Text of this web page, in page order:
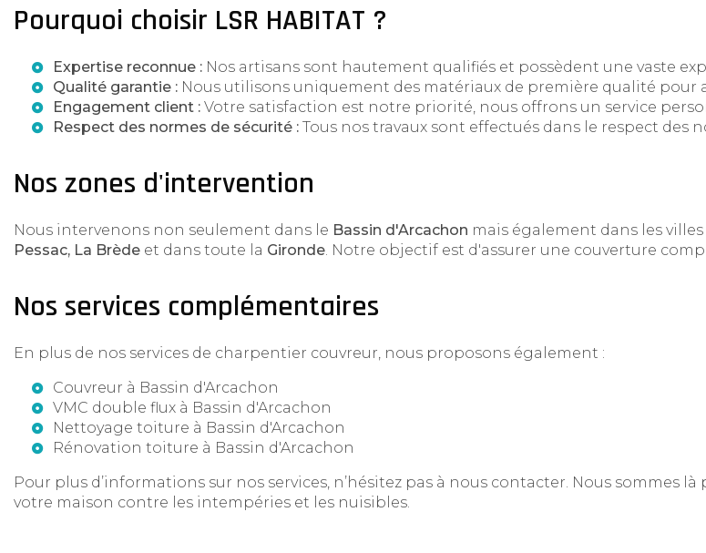
Pourquoi choisir LSR HABITAT ?
Expertise reconnue : Nos artisans sont hautement qualifiés et possèdent une vaste
Qualité garantie : Nous utilisons uniquement des matériaux de première qualité pour
Engagement client : Votre satisfaction est notre priorité, nous offrons un service
Respect des normes de sécurité : Tous nos travaux sont effectués dans le respect des
Nos zones d'intervention
Nous intervenons non seulement dans le Bassin d'Arcachon mais également dans les
Pessac, La Brède et dans toute la Gironde . Notre objectif est d'assurer une couverture
Nos services complémentaires
En plus de nos services de charpentier couvreur, nous proposons également :
Couvreur à Bassin d'Arcachon
VMC double flux à Bassin d'Arcachon
Nettoyage toiture à Bassin d'Arcachon
Rénovation toiture à Bassin d'Arcachon
Pour plus d’informations sur nos services, n’hésitez pas à nous contacter. Nous sommes
votre maison contre les intempéries et les nuisibles.